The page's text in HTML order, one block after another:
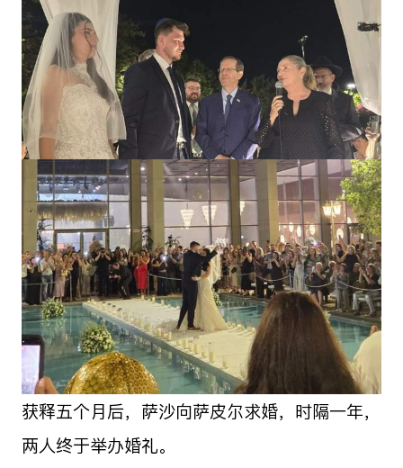
获释五个月后，萨沙向萨皮尔求婚，时隔一年，
两人终于举办婚礼。